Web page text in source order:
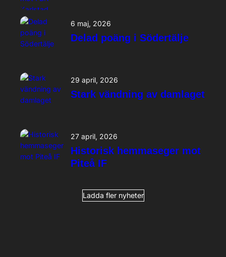
6 maj, 2026
Delad poäng i Södertälje
29 april, 2026
Stark vändning av damlaget
27 april, 2026
Historisk hemmaseger mot
Piteå IF
Ladda fler nyheter